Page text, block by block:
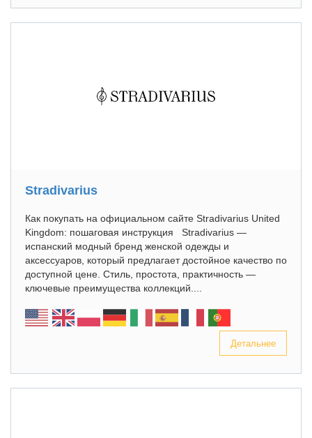
Stradivarius
Как покупать на официальном сайте Stradivarius United
Kingdom: пошаговая инструкция Stradivarius —
испанский модный бренд женской одежды и
аксессуаров, который предлагает достойное качество по
доступной цене. Стиль, простота, практичность —
ключевые преимущества коллекций....
Детальнее